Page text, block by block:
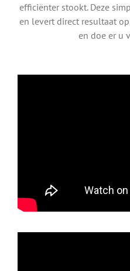
efficiënter stookt. Deze
en levert direct resultaat
en doe er u